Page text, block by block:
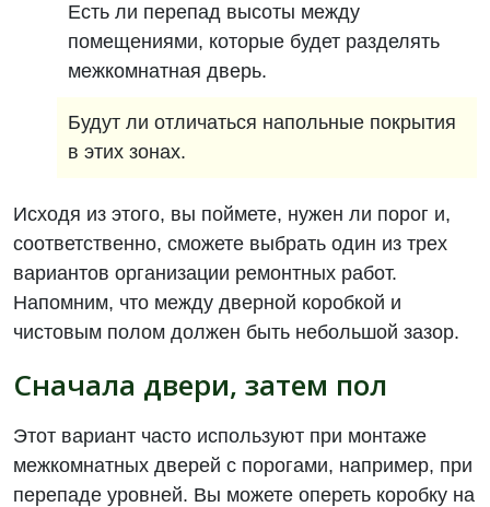
Есть ли перепад высоты между
помещениями, которые будет разделять
межкомнатная дверь.
Будут ли отличаться напольные покрытия
в этих зонах.
Исходя из этого, вы поймете, нужен ли порог и,
соответственно, сможете выбрать один из трех
вариантов организации ремонтных работ.
Напомним, что между дверной коробкой и
чистовым полом должен быть небольшой зазор.
Сначала двери, затем пол
Этот вариант часто используют при монтаже
межкомнатных дверей с порогами, например, при
перепаде уровней. Вы можете опереть коробку на